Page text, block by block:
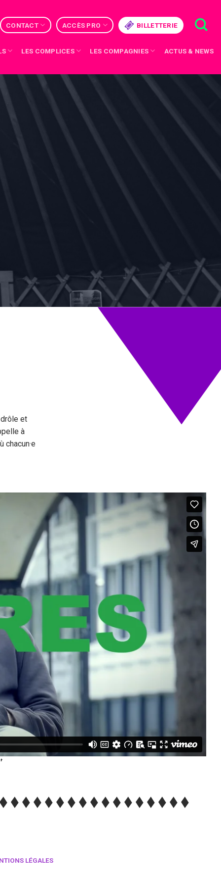
CONTACT ACCÈS PRO BILLETTERIE
LES COMPLICES LES COMPAGNIES ACTUS & NEWS
MER.
11 NOV
PRÉVIENS LES AUTRES
GALAPIAT CIRQUE
et
à
LÉGALES